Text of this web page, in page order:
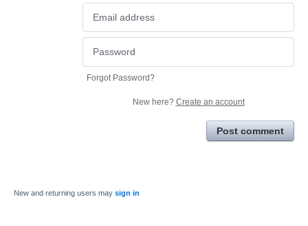
Forgot Password?
New here? Create an account
Post comment
New and returning users may sign in